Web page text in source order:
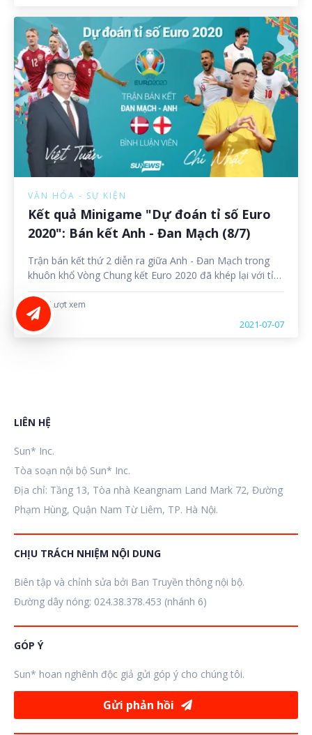
biệt và không thể nào quên.
VĂN HÓA - SỰ KIỆN
Kết quả Minigame "Dự đoán tỉ số Euro
2020": Bán kết Anh - Đan Mạch (8/7)
Trận bán kết thứ 2 diễn ra giữa Anh - Đan Mạch trong
khuôn khổ Vòng Chung kết Euro 2020 đã khép lại với tỉ
số 2-1 nghiêng về đội tuyển Anh. Như vậy, Anh chính
thức bước chân vào trận Chung kết Euro 2020 cùng đội
tuyển Italia.
1084 Lượt xem
2021-07-07
LIÊN HỆ
Sun* Inc.
Tòa soạn nội bộ Sun* Inc.
Địa chỉ: Tầng 13, Tòa nhà Keangnam Land Mark 72, Đường
Phạm Hùng, Quận Nam Từ Liêm, TP. Hà Nội.
CHỊU TRÁCH NHIỆM NỘI DUNG
Biên tập và chỉnh sửa bởi Ban Truyền thông nội bộ.
Đường dây nóng: 024.38.378.453 (nhánh 6)
GÓP Ý
Sun* hoan nghênh độc giả gửi góp ý cho chúng tôi.
Gửi phản hồi
LIÊN HỆ ĐĂNG BÀI